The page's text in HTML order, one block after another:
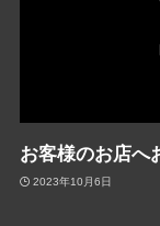
お客様のお店へ
2023年10月6日